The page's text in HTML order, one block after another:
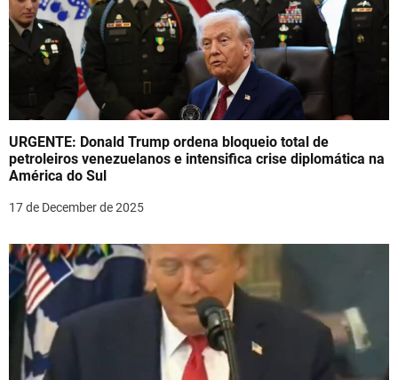
URGENTE: Donald Trump ordena bloqueio total de
petroleiros venezuelanos e intensifica crise diplomática na
América do Sul
17 de December de 2025